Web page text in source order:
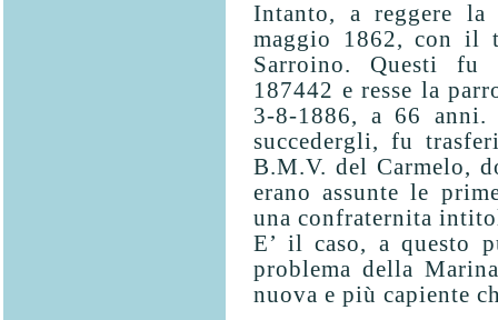
Intanto, a reggere
maggio 1862, con il
Sarroino. Questi fu
187442 e resse la
3-8-1886, a 66 anni.
succedergli, fu
B.M.V. del Carmelo,
erano assunte le
una confraternita
E’ il caso, a questo
problema della
nuova e più capiente